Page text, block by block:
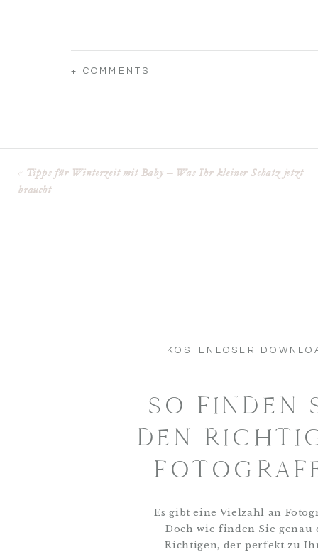
+ COMMENTS
« Tipps für Winterzeit mit Baby – Was Ihr kleiner Schatz jetzt
braucht
SO FINDEN
DEN
Es gibt eine Vielzahl an
Doch wie finden Sie genau
Richtigen, der perfekt zu
KOSTENLOSER